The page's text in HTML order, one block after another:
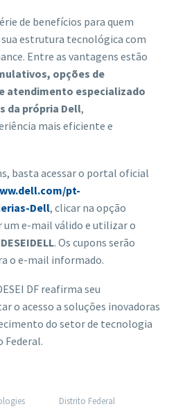
de benefícios para quem
estrutura tecnológica com
Entre as vantagens estão
opções de
atendimento especializado
da própria Dell,
mais eficiente e
basta acessar o portal oficial
pt-
Dell, clicar na opção
um e-mail válido e utilizar o
. Os cupons serão
o e-mail informado.
DF reafirma seu
o acesso a soluções inovadoras
do setor de tecnologia
Distrito Federal